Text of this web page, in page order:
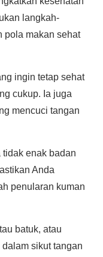
langkah-
pola makan sehat
ingin tetap sehat
cukup. Ia juga
mencuci tangan
enak badan
Anda
penularan kuman
batuk, atau
sikut tangan